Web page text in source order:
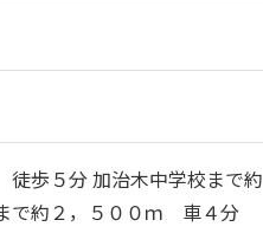
歩５分 加治木中学校まで約
で約２，５００ｍ 車４分